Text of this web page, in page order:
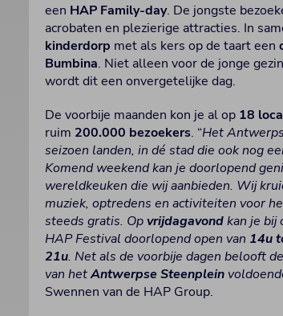
een HAP Family-day. De jongste
acrobaten en plezierige attracties. In
kinderdorp met als kers op de taart een
Bumbina. Niet alleen voor de jonge
wordt dit een onvergetelijke dag.
De voorbije maanden kon je al op 18
ruim 200.000 bezoekers. “Het
seizoen landen, in dé stad die ook nog
Komend weekend kan je doorlopend
wereldkeuken die wij aanbieden. Wij
muziek, optredens en activiteiten voor
steeds gratis. Opvrijdagavondkan je bij
HAP Festival doorlopend open van 14u
21u. Net als de voorbije dagen belooft
van hetAntwerpseSteenplein
Swennen van de HAP Group.